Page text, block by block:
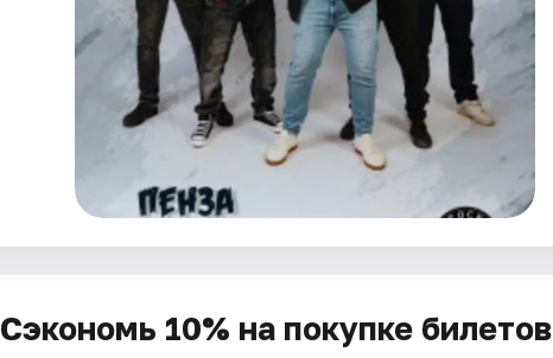
Сэкономь 10% на покупке билетов